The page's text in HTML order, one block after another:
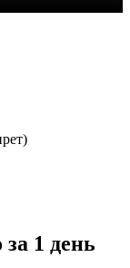
1 день